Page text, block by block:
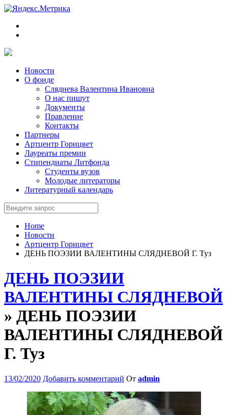
Новости
О фонде
Сляднева Валентина Ивановна
О нас пишут
Документы
Правление
Контакты
Партнеры
Артцентр Горицвет
Лауреаты премии
Стипендиаты Литфонда
Студенты вузов
Молодые литераторы
Литературный календарь
Home
Новости
Артцентр Горицвет
ДЕНЬ ПОЭЗИИ ВАЛЕНТИНЫ СЛЯДНЕВОЙ Г. Туз
ДЕНЬ ПОЭЗИИ
ВАЛЕНТИНЫ СЛЯДНЕВОЙ
» ДЕНЬ ПОЭЗИИ
ВАЛЕНТИНЫ СЛЯДНЕВОЙ
Г. Туз
13/02/2020 Добавить комментарий От admin